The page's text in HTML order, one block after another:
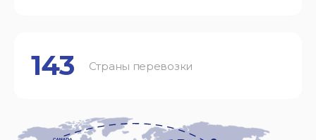
143 Страны перевозки